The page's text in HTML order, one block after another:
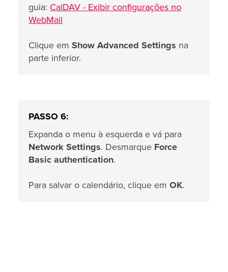
guia: CalDAV - Exibir configurações no
WebMail
Clique em Show Advanced Settings na
parte inferior.
PASSO 6:
Expanda o menu à esquerda e vá para
Network Settings. Desmarque Force
Basic authentication.
Para salvar o calendário, clique em OK.